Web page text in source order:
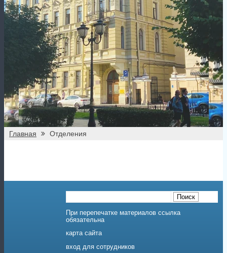
Главная Отделения
При перепечатке материалов ссылка
обязательна
карта сайта
вход для сотрудников